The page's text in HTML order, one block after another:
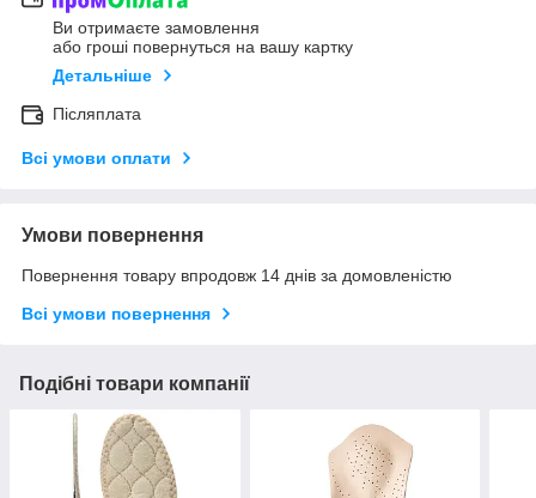
Ви отримаєте замовлення
або гроші повернуться на вашу картку
Детальніше
Післяплата
Всі умови оплати
Умови повернення
Повернення товару впродовж 14 днів за домовленістю
Всі умови повернення
Подібні товари компанії